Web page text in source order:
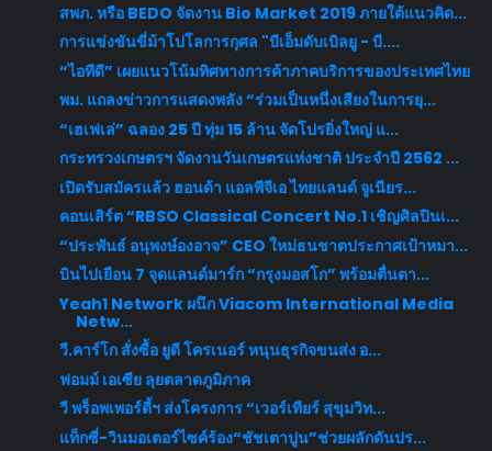
สพภ. หรือ BEDO จัดงาน Bio Market 2019 ภายใต้แนวคิด...
การแข่งขันขี่ม้าโปโลการกุศล "บีเอ็มดับเบิลยู - บี....
“ไอทีดี” เผยแนวโน้มทิศทางการค้าภาคบริการของประเทศไทย
พม. แถลงข่าวการแสดงพลัง “ร่วมเป็นหนึ่งเสียงในการยุ...
“เฮเฟเล่” ฉลอง 25 ปี ทุ่ม 15 ล้าน จัดโปรยิ่งใหญ่ แ...
กระทรวงเกษตรฯ จัดงานวันเกษตรแห่งชาติ ประจำปี 2562 ...
เปิดรับสมัครแล้ว ฮอนด้า แอลพีจีเอ ไทยแลนด์ จูเนียร...
คอนเสิร์ต “RBSO Classical Concert No.1 เชิญศิลปินเ...
“ประพันธ์ อนุพงษ์องอาจ” CEO ใหม่ธนชาตประกาศเป้าหมา...
บินไปเยือน 7 จุดแลนด์มาร์ก “กรุงมอสโก” พร้อมตื่นตา...
Yeah1 Network ผนึก Viacom International Media
Netw...
วี.คาร์โก สั่งซื้อ ยูดี โครเนอร์ หนุนธุรกิจขนส่ง อ...
ฟอมม์ เอเซีย ลุยตลาดภูมิภาค
วี พร็อพเพอร์ตี้ฯ ส่งโครงการ “เวอร์เทียร์ สุขุมวิท...
แท็กซี่-วินมอเตอร์ไซค์ร้อง“ชัชเตาปูน”ช่วยผลักดันปร...